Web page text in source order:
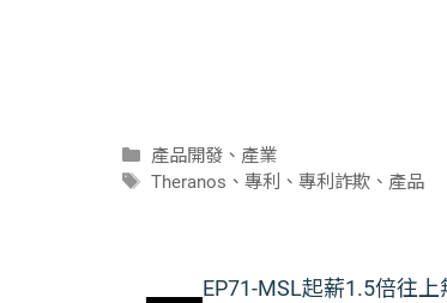
分
類
產品開發 、 產業
標
Theranos 、專利 、專利詐欺 、 產品
EP71-MSL起薪1.5倍往